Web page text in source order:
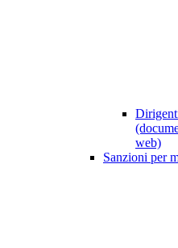
web)
Sanzioni per